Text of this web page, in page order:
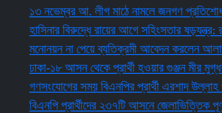
১৩ নভেম্বর আ. লীগ মাঠে নামলে জনগণ প্রতিশোধ
হাসিনার বিরুদ্ধে রায়ের আগে সহিংসতার ষড়যন্ত্র: রুমন
মনোনয়ন না পেয়ে ব্যতিক্রমী আবেদন করলেন আলাল
ঢাকা-১৮ আসন থেকে প্রার্থী হওয়ার গুঞ্জন মীর মুগ্ধর
গণসংযোগের সময় বিএনপির প্রার্থী এরশাদ উল্লাহ
বিএনপি প্রার্থীদের ২৩৭টি আসনে জেলাভিত্তিক পূর্ণাঙ্গ